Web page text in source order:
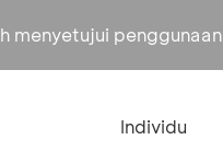
menyetujui penggunaan
Individu